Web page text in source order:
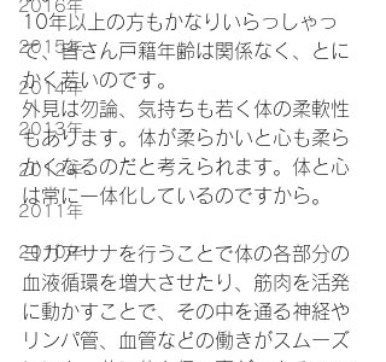
2016年
2015年
2014年
2013年
2012年
2011年
2010年
10年以上の方もかなりいらっしゃっ
て、皆さん戸籍年齢は関係なく、とに
かく若いのです。
外見は勿論、気持ちも若く体の柔軟性
もあります。体が柔らかいと心も柔ら
かくなるのだと考えられます。体と心
は常に一体化しているのですから。
ヨガアサナを行うことで体の各部分の
血液循環を増大させたり、筋肉を活発
に動かすことで、その中を通る神経や
リンパ管、血管などの働きがスムーズ